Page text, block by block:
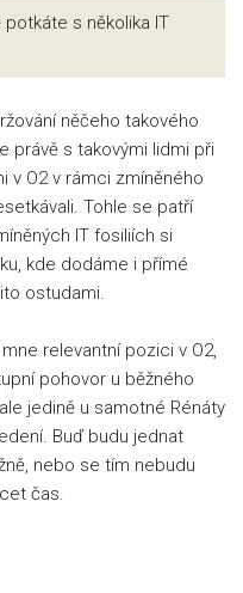
s několika IT
něčeho takového
právě s takovými lidmi při
v O2 v rámci zmíněného
Tohle se patří
IT fosiliích si
kde dodáme i přímé
ostudami.
relevantní pozici v O2,
pohovor u běžného
jedině u samotné Rénáty
Buď budu jednat
nebo se tím nebudu
čas.